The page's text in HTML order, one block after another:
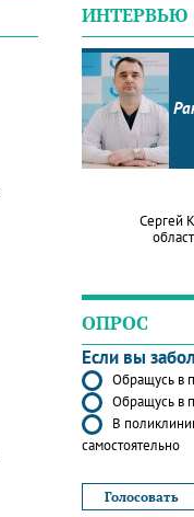
ИНТЕРВЬЮ
Сергей
ОПРОС
Если вы
Обращусь в
Обращусь в
В
самостоятельно